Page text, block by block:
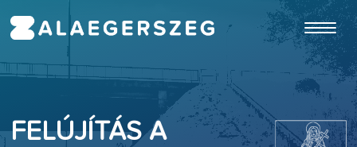
ugrás a fő tartalomhoz
FELÚJÍTÁS A